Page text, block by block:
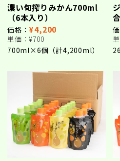
濃い旬搾りみかん700ml
（6本入り）
価格：¥4,200
単価：¥700
700ml×6個（計4,200ml）